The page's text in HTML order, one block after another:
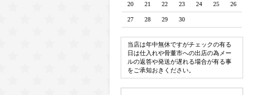
20 21 22 23 24 25 26
27 28 29 30
当店は年中無休ですがチェックの有る
日は仕入れや骨董市への出店の為メー
ルの返答や発送が遅れる場合が有る事
をご承知おきください。